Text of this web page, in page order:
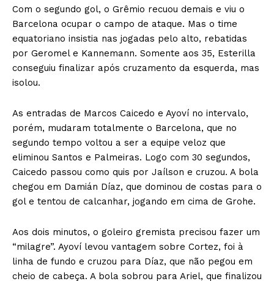
Com o segundo gol, o Grêmio recuou demais e viu o
Barcelona ocupar o campo de ataque. Mas o time
equatoriano insistia nas jogadas pelo alto, rebatidas
por Geromel e Kannemann. Somente aos 35, Esterilla
conseguiu finalizar após cruzamento da esquerda, mas
isolou.
As entradas de Marcos Caicedo e Ayoví no intervalo,
porém, mudaram totalmente o Barcelona, que no
segundo tempo voltou a ser a equipe veloz que
eliminou Santos e Palmeiras. Logo com 30 segundos,
Caicedo passou como quis por Jaílson e cruzou. A bola
chegou em Damián Díaz, que dominou de costas para o
gol e tentou de calcanhar, jogando em cima de Grohe.
Aos dois minutos, o goleiro gremista precisou fazer um
“milagre”. Ayoví levou vantagem sobre Cortez, foi à
linha de fundo e cruzou para Díaz, que não pegou em
cheio de cabeça. A bola sobrou para Ariel, que finalizou